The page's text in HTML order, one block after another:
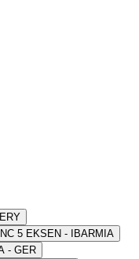
5 EKSEN - IBARMIA
- GER